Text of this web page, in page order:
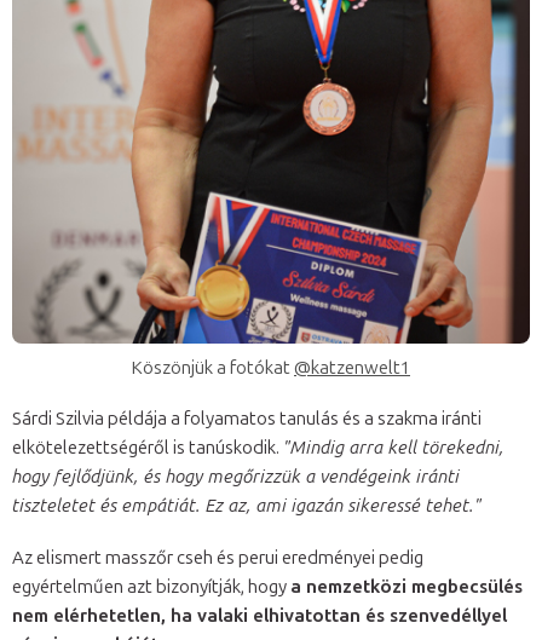
Köszönjük a fotókat @katzenwelt1
Sárdi Szilvia példája a folyamatos tanulás és a szakma iránti
elkötelezettségéről is tanúskodik. "Mindig arra kell törekedni,
hogy fejlődjünk, és hogy megőrizzük a vendégeink iránti
tiszteletet és empátiát. Ez az, ami igazán sikeressé tehet."
Az elismert masszőr cseh és perui eredményei pedig
egyértelműen azt bizonyítják, hogy a nemzetközi megbecsülés
nem elérhetetlen, ha valaki elhivatottan és szenvedéllyel